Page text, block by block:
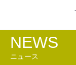
NEWS
ニュース